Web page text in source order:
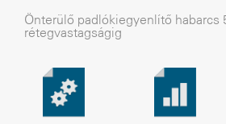
Önterülõ padlókiegyenlítõ habarcs
rétegvastagságig